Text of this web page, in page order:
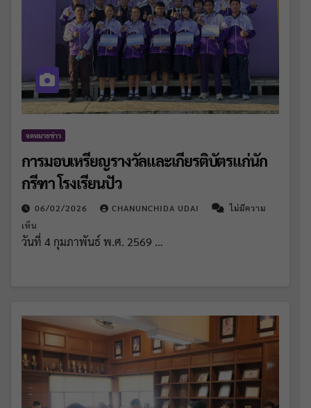
จดหมายข่าว
การมอบเหรียญรางวัลและเกียรติบัตรแก่นัก
กรีฑา โรงเรียนปัว
06/02/2026 CHANUNCHIDA UDAI
ไม่มีความ
เห็น
วันที่ 4 กุมภาพันธ์ พ.ศ. 2569 …